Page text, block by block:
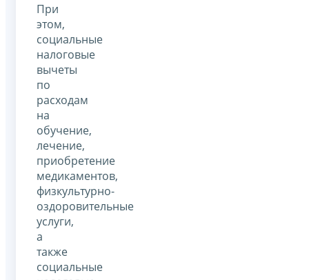
При
этом,
социальные
налоговые
вычеты
по
расходам
на
обучение,
лечение,
приобретение
медикаментов,
физкультурно-
оздоровительные
услуги,
а
также
социальные